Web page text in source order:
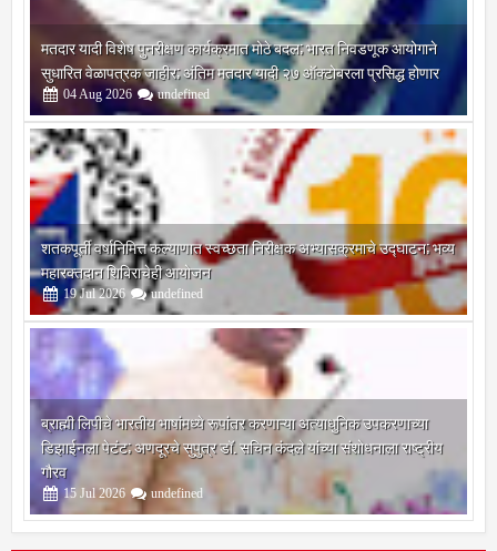
मतदार यादी विशेष पुनरीक्षण कार्यक्रमात मोठे बदल; भारत निवडणूक आयोगाने
सुधारित वेळापत्रक जाहीर; अंतिम मतदार यादी २७ ऑक्टोबरला प्रसिद्ध होणार
Aug undefined
शतकपूर्ती वर्षानिमित्त कल्याणात स्वच्छता निरीक्षक अभ्यासक्रमाचे उद्घाटन; भव्य
महारक्तदान शिबिराचेही आयोजन
19 Jul 2026 undefined
ब्राह्मी लिपीचे भारतीय भाषांमध्ये रूपांतर करणाऱ्या अत्याधुनिक उपकरणाच्या
डिझाईनला पेटंट; अणदूरचे सुपुत्र डॉ. सचिन कंदले यांच्या संशोधनाला राष्ट्रीय
गौरव
15 2026